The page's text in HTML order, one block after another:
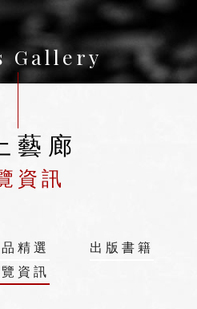
Gallery
藝廊
資訊
精選
出版書籍
資訊